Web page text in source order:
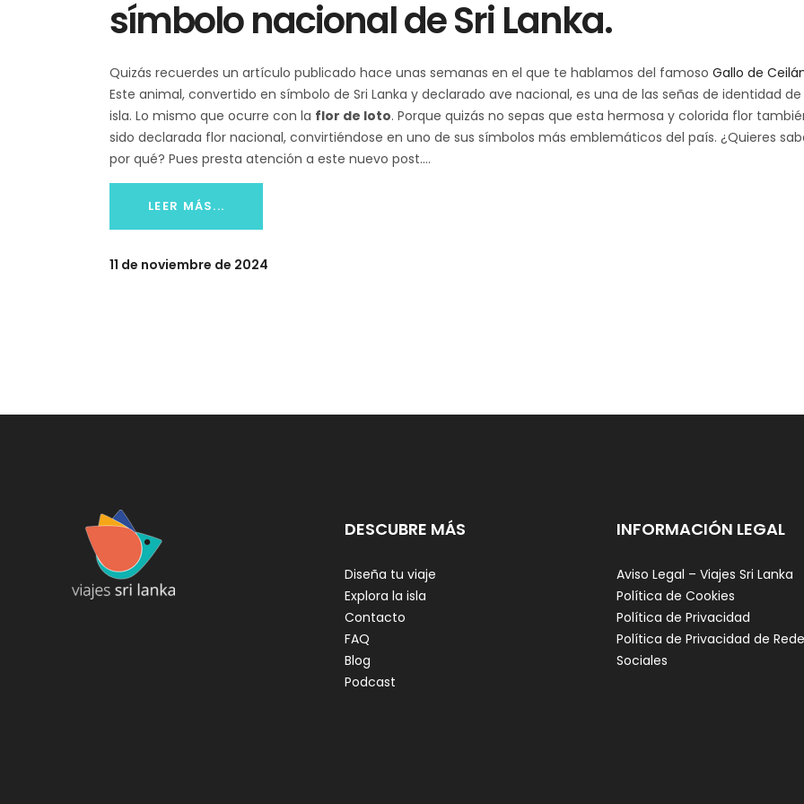
símbolo nacional de Sri Lanka.
Quizás recuerdes un artículo publicado hace unas semanas en el que te hablamos del famoso Gallo de
Este animal, convertido en símbolo de Sri Lanka y declarado ave nacional, es una de las señas de identidad de
isla. Lo mismo que ocurre con la flor de loto. Porque quizás no sepas que esta hermosa y colorida flor
sido declarada flor nacional, convirtiéndose en uno de sus símbolos más emblemáticos del país. ¿Quieres
por qué? Pues presta atención a este nuevo post.
LEER MÁS...
11 de noviembre de 2024
DESCUBRE MÁS
Diseña tu viaje
Explora la isla
Contacto
FAQ
Blog
Podcast
INFORMACIÓN LEGAL
Aviso Legal – Viajes Sri Lanka
Política de Cookies
Política de Privacidad
Política de Privacidad de
Sociales